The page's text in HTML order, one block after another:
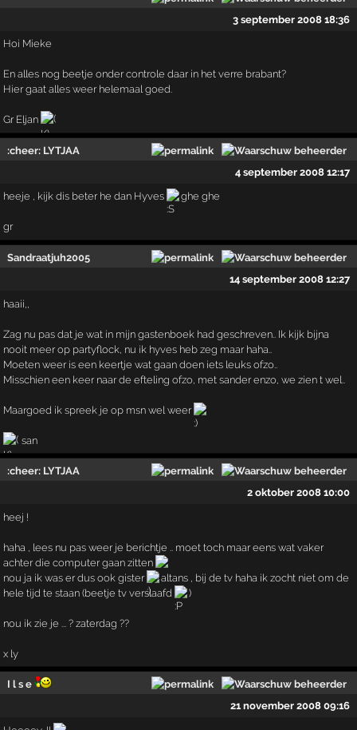
3 september 2008 18:36
Hoi Mieke
En alles nog beetje onder controle daar in het verre brabant?
Hier gaat alles weer helemaal goed.
Gr Eljan
:cheer: LYTJAA
4 september 2008 12:17
heeje , kijk dis beter he dan Hyves ghe ghe
gr
Sandraatjuh2005
14 september 2008 12:27
haaii,,
Zag nu pas dat je wat in mijn gastenboek had geschreven.. Ik kijk bijna
nooit meer op partyflock, nu ik hyves heb zeg maar haha..
Moeten weer is een keertje wat gaan doen iets leuks ofzo..
Misschien een keer naar de efteling ofzo, met sander enzo, we zien t wel..
Maargoed ik spreek je op msn wel weer
san
:cheer: LYTJAA
2 oktober 2008 10:00
heej !
haha , lees nu pas weer je berichtje .. moet toch maar eens wat vaker
achter die computer gaan zitten
nou ja ik was er dus ook gister
altans , bij de tv haha ik zocht niet om de
hele tijd te staan (beetje tv verslaafd
)
nou ik zie je ... ? zaterdag ??
x ly
I l s e
21 november 2008 09:16